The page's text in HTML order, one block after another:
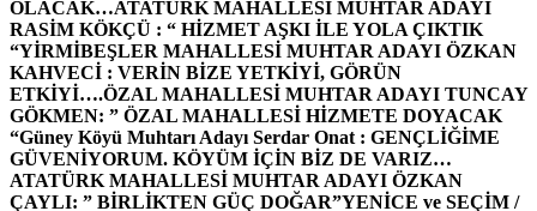
OLACAK…ATATÜRK MAHALLESİ MUHTAR ADAYI
RASİM KÖKÇÜ : “ HİZMET AŞKI İLE YOLA ÇIKTIK
“YİRMİBEŞLER MAHALLESİ MUHTAR ADAYI ÖZKAN
KAHVECİ : VERİN BİZE YETKİYİ, GÖRÜN
ETKİYİ….ÖZAL MAHALLESİ MUHTAR ADAYI TUNCAY
GÖKMEN: ” ÖZAL MAHALLESİ HİZMETE DOYACAK
“Güney Köyü Muhtarı Adayı Serdar Onat : GENÇLİĞİME
GÜVENİYORUM. KÖYÜM İÇİN BİZ DE VARIZ…
ATATÜRK MAHALLESİ MUHTAR ADAYI ÖZKAN
ÇAYLI: ” BİRLİKTEN GÜÇ DOĞAR”YENİCE ve SEÇİM /